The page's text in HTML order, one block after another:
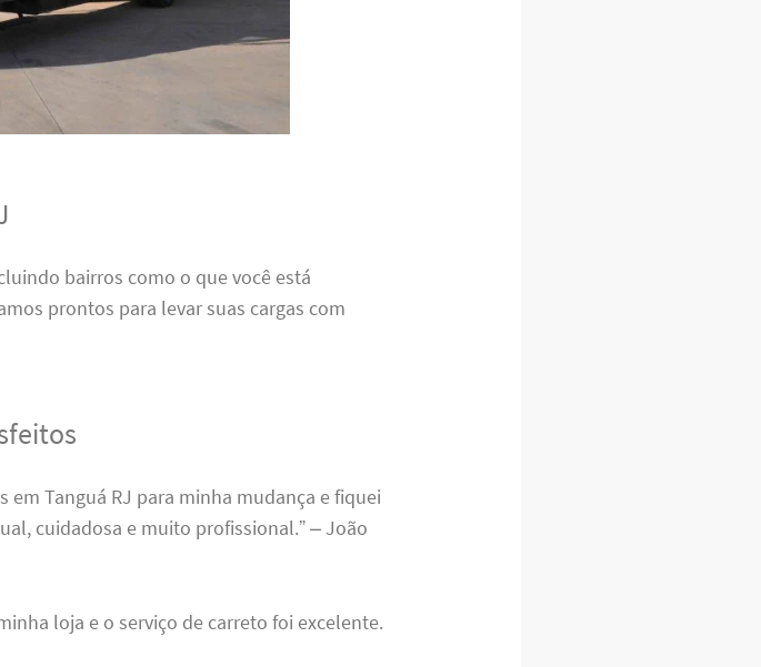
bairros como o que você está
prontos para levar suas cargas com
em Tanguá RJ para minha mudança e fiquei
cuidadosa e muito profissional.” – João
loja e o serviço de carreto foi excelente.